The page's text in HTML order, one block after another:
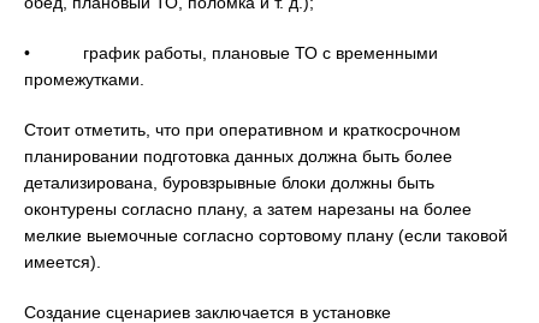
• график работы, плановые ТО с временными
промежутками.
Стоит отметить, что при оперативном и краткосрочном
планировании подготовка данных должна быть более
детализирована, буровзрывные блоки должны быть
оконтурены согласно плану, а затем нарезаны на более
мелкие выемочные согласно сортовому плану (если таковой
имеется).
Создание сценариев заключается в установке